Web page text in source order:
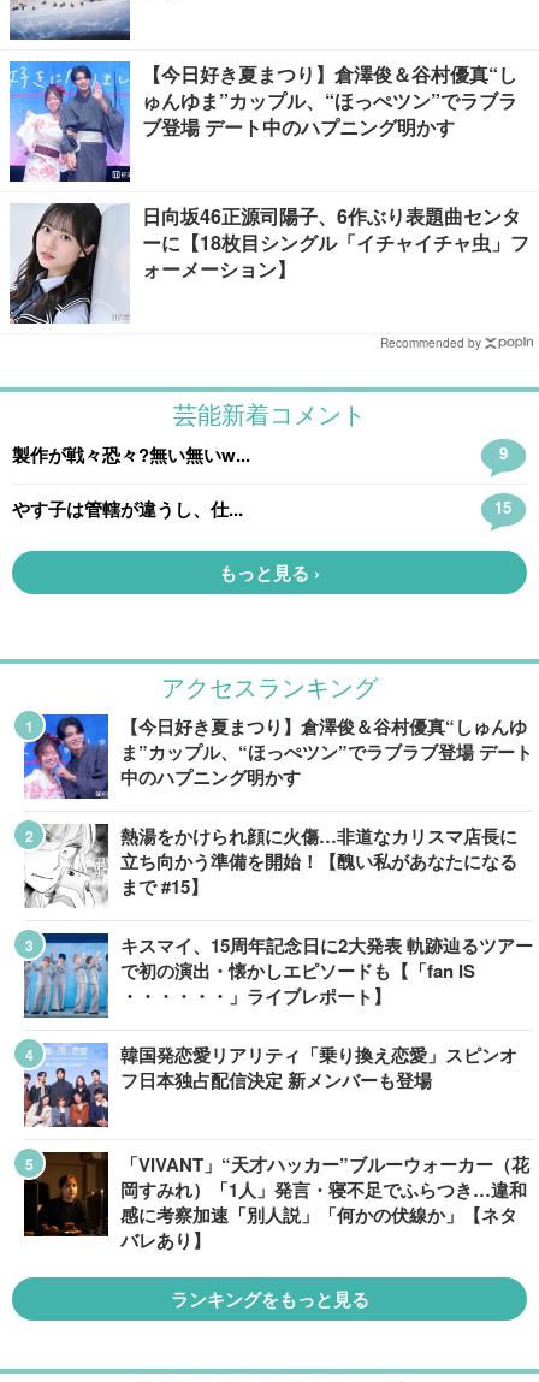
【今日好き夏まつり】倉澤俊＆谷村優真“し
ゅんゆま”カップル、“ほっぺツン”でラブラ
ブ登場 デート中のハプニング明かす
日向坂46正源司陽子、6作ぶり表題曲センタ
ーに【18枚目シングル「イチャイチャ虫」フ
ォーメーション】
Recommended by
アクセスランキング
【今日好き夏まつり】倉澤俊＆谷村優真“しゅんゆ
ま”カップル、“ほっぺツン”でラブラブ登場 デート
中のハプニング明かす
熱湯をかけられ顔に火傷…非道なカリスマ店長に
立ち向かう準備を開始！【醜い私があなたになる
まで #15】
キスマイ、15周年記念日に2大発表 軌跡辿るツアー
で初の演出・懐かしエピソードも【「fan IS
・・・・・・」ライブレポート】
韓国発恋愛リアリティ「乗り換え恋愛」スピンオ
フ日本独占配信決定 新メンバーも登場
「VIVANT」“天才ハッカー”ブルーウォーカー（花
岡すみれ）「1人」発言・寝不足でふらつき…違和
感に考察加速「別人説」「何かの伏線か」【ネタ
バレあり】
ランキングをもっと見る